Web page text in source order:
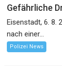
Gefährliche
Eisenstadt, 6. 8.
nach einer...
Polizei News